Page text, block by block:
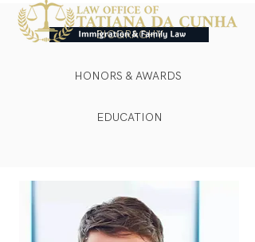
BIOGRAGHY
HONORS & AWARDS
EDUCATION